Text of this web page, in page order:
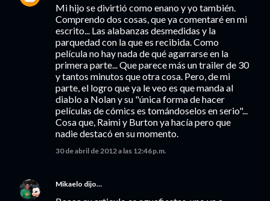
Mi hijo se divirtió como enano y yo también.
Comprendo dos cosas, que ya comentaré en mi
escrito... Las alabanzas desmedidas y la
parquedad con la que es recibida. Como
película no hay nada de qué agarrarse en la
primera parte... Que parece más un trailer de 30
y tantos minutos que otra cosa. Pero, de mi
parte, el logro que ya le veo es que manda al
diablo a Nolan y su "única forma de hacer
películas de cómics es tomándoselos en serio"...
Cosa que, Raimi y Burton ya hacía pero que
nadie destacó en su momento.
30 de abril de 2012 a las 12:46 p.m.
Mikaelo dijo…